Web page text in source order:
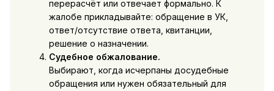
перерасчёт или отвечает формально. К
жалобе прикладывайте: обращение в УК,
ответ/отсутствие ответа, квитанции,
решение о назначении.
Судебное обжалование.
Выбирают, когда исчерпаны досудебные
обращения или нужен обязательный для